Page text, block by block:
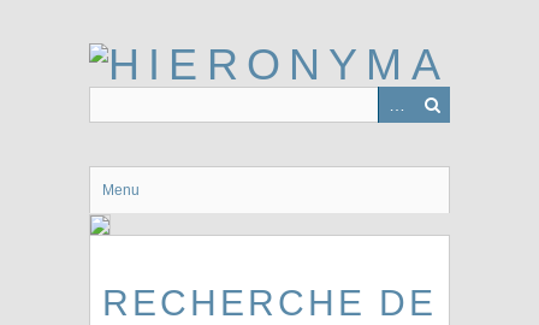
Menu
RECHERCHE DE